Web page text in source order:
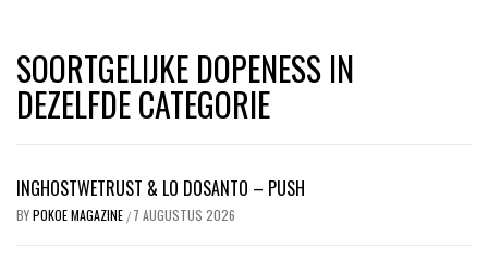
SOORTGELIJKE DOPENESS IN
DEZELFDE CATEGORIE
INGHOSTWETRUST & LO DOSANTO – PUSH
BYPOKOE MAGAZINE / 7 AUGUSTUS 2026